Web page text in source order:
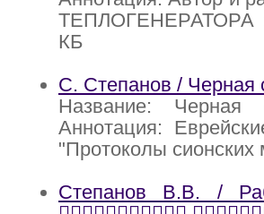
ТЕПЛОГЕНЕРАТОРА
КБ
С. Степанов / Черная
Название:
Аннотация:
"Протоколы сионских
Степанов В.В. /